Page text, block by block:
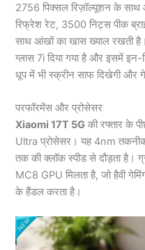
2756 पिक्सल रिज़ॉल्यूशन के
रिफ्रेश रेट, 3500 निट्स पीक
साथ आंखों का खास ख्याल रखती है।
ग्लास 7i दिया गया है और इसमें
धूप में भी स्क्रीन साफ दिखेगी और
परफॉरमेंस और प्रोसेसर
Xiaomi 17T 5G की रफ्तार के
Ultra प्रोसेसर। यह 4nm
तक की क्लॉक स्पीड से दौड़ता है।
MC8 GPU मिलता है, जो हैवी
के हैंडल करता है।